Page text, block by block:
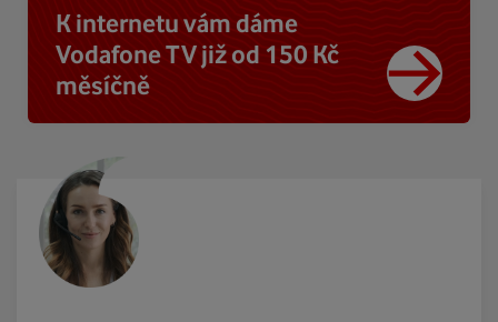
K internetu vám dáme
Vodafone TV již od 150 Kč
měsíčně